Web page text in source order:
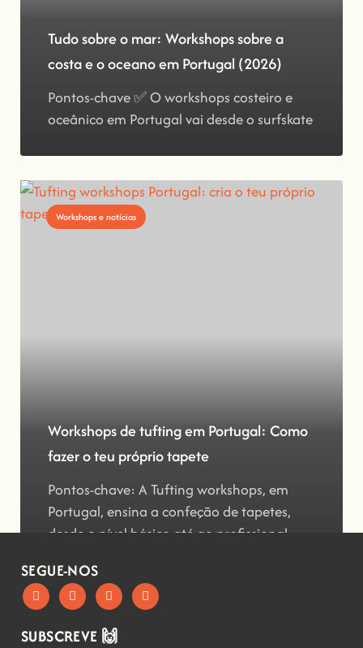
Tudo sobre o mar: Workshops sobre a
costa e o oceano em Portugal (2026)
Pontos-chave ✅ O workshops costeiro e
oceânico em Portugal vai desde o surfskate
Workshops e notícias
Workshops de tufting em Portugal: Como
fazer o teu próprio tapete
Pontos-chave: A Tufting workshops, em
Portugal, ensina a confeção de tapetes,
desde o nível básico até ao profissional
SEGUE-NOS
SUBSCREVE 🙌